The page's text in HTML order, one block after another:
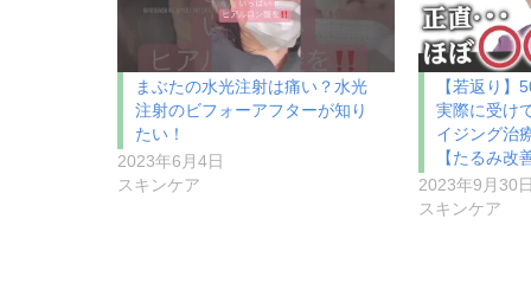
まぶたの水光注射は痛い？水光
注射のビフォーアフターが知り
たい！
2023年6月4日
スキンケア
【若返り】
実際に受け
イジング治
【たるみ改
2023年9月30
スキンケア